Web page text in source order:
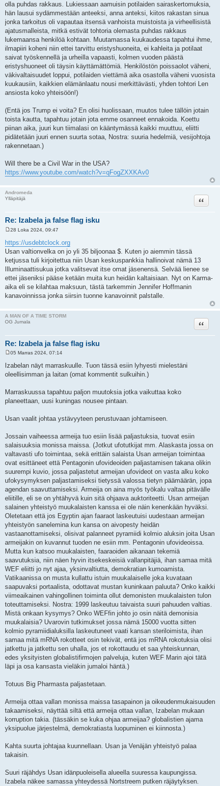
olla puhdas rakkaus. Lukiessaan aamuisin potilaiden sairaskertomuksia,
hän lausui sydämmestään anteeksi, anna anteksi, kiitos rakastan sinua
jonka tarkoitus oli vapautaa itsensä vanhoista muistoista ja virheellisistä
ajatusmalleista, mitkä estivät tohtoria olemasta puhdas rakkaus
lukemaansa henkilöä kohtaan. Muutamassa kuukaudessa tapahtui ihme,
ilmapiiri koheni niin ettei tarvittu eristyshuoneita, ei kahleita ja potilaat
saivat työskennellä ja urheilla vapaasti, kolmen vuoden päästä
eristyshuoneet oli täysin käyttämättömiä. Henkilöstön poissaolot väheni,
väkivaltaisuudet loppui, potilaiden viettämä aika osastolla väheni vuosista
kuukausiin, kaikkien elämänlaatu nousi merkittävästi, yhden tohtori Len
ansiosta koko yhteisöön!)
(Entä jos Trump ei voita? En olisi huolissaan, muutos tulee tällöin jotain
toista kautta, tapahtuu jotain jota emme osanneet ennakoida. Koettu
piinan aika, juuri kun tiimalasi on kääntymässä kaikki muuttuu, eliitti
pidätetään juuri ennen suurta sotaa, Nostra: suuria hedelmiä, vesijohtoja
rakennetaan.)
Will there be a Civil War in the USA?
https://www.youtube.com/watch?v=qFogZXXKAv0
Andromeda
Ylläpitäjä
Re: Izabela ja false flag isku
Lainaa
i
e
s
i
28 Loka 2024, 09:47
https://usdebtclock.org
Usan valtionvelka on jo yli 35 biljoonaa $. Kuten jo aiemmin tässä
ketjussa tuli kirjoitettua niin Usan keskuspankkia hallinoivat nämä 13
Illuminaattisukua jotka valitsevat itse omat jäsenensä. Selvää lienee se
ettei jäseniksi pääse ketään muita kun heidän kaltaisiaan. Nyt on Karma-
aika eli se kilahtaa maksuun, tästä tarkemmin Jennifer Hoffmanin
kanavoinnissa jonka siirsin tuonne kanavoinnit palstalle.
A MAN OF A TIME STORM
OG Jumala
Re: Izabela ja false flag isku
Lainaa
e
s
05 Marras 2024, 07:14
Izabelan näyt marraskuulle. Tuon tässä esiin lyhyesti mielestäni
oleellisimman ja laitan (omat kommentit sulkuihin.)
Marraskuussa tapahtuu paljon muutoksia jotka vaikuttaa koko
planeettaan, uusi kuningas nousee pintaan.
Usan vaalit johtaa ystävyyteen perustuvaan johtamiseen.
Jossain vaiheessa armeija tuo esiin lisää paljastuksia, tuovat esiin
salaisuuksia monissa maissa. (Jotkut ufotutkijat mm. Alaskasta jossa on
valtavasti ufo toimintaa, sekä erittäin salaista Usan armeijan toimintaa
ovat esittäneet että Pentagonin ufovideoiden paljastamisen takana olikin
suurempi kuvio, jossa paljastetut armeijan ufovideot on vasta alku koko
ufokysymyksen paljastamiseksi tietyssä valossa tietyn päämäärän, jopa
agendan saavuttamiseksi. Armeija on aina myös työkalu valtaa pitävälle
eliitille, eli se on yhtähyvä kuin sitä ohjaava auktoriteetti. Usan armeijan
salainen yhteistyö muukalaisten kanssa ei ole näin kenenkään hyväksi.
Oletetaan että jos Egyptin ajan faaraot laskeutuisi uudestaan armeijan
yhteistyön sanelemina kun kansa on aivopesty heidän
vastaanottamiseksi, olisivat palanneet pyramiidi kolmio aluksin joita Usan
armeijakin on kuvannut tuoden ne esiin mm. Pentagonin ufovideoissa.
Mutta kun katsoo muukalaisten, faaraoiden aikanaan tekemiä
saavutuksia, niin näen hyvin itsekeskeisiä vallanpitäjiä, ihan samaa mitä
WEF eliitti jo nyt ajaa, yksinvaltiutta, demokratian kumoamista.
Vatikaanissa on musta kullattu istuin muukalaiselle joka kuvataan
saapuvaksi portaalista, odottavat mustan kuninkaan paluuta? Onko kaikki
viimeaikainen vahingollinen toiminta ollut demonisten muukalaisten tulon
toteuttamiseksi. Nostra: 1999 laskeutuu taivaista suuri pahuuden valtias.
Mistä onkaan kysymys? Onko WEFfin johto jo osin näitä demonisia
muukalaisia? Uvarovin tutkimukset jossa nämä 15000 vuotta sitten
kolmio pyramiidialuksilla laskeutuneet vaati kansan steriloimista, ihan
samaa mitä mRNA rokotteet osin tekivät, entä jos mRNA rokotuksia olisi
jatkettu ja jatkettu sen uhalla, jos et rokottaudu et saa yhteiskunnan,
edes yksityisten globalistifirmojen palveluja, kuten WEF Marin ajoi tätä
läpi ja osa kansasta vieläkin jumaloi häntä.)
Totuus Big Pharmasta paljastetaan.
Armeija ottaa vallan monissa maissa tasapainon ja oikeudenmukaisuuden
takaamiseksi, näyttää siltä että armeija ottaa vallan, Izabelan mukaan
korruption takia. (tässäkin se kuka ohjaa armeijaa? globalistien ajama
yksipuolue järjestelmä, demokratiasta luopuminen ei kiinnosta.)
Kahta suurta johtajaa kuunnellaan. Usan ja Venäjän yhteistyö palaa
takaisin.
Suuri räjähdys Usan idänpuoleisella alueella suuressa kaupungissa.
Izabela näkee samassa yhteydessä Nortstreem putken räjäytyksen.